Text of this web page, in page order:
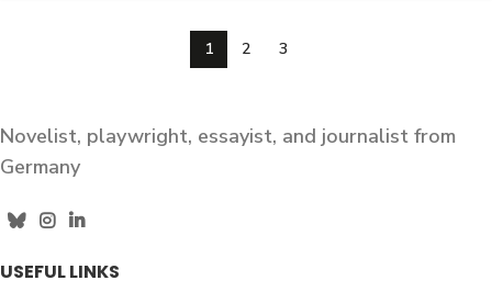
1 2 3
Novelist, playwright, essayist, and journalist from
Germany
USEFUL LINKS